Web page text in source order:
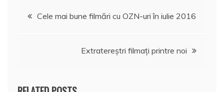
Navigare
Cele mai bune filmări cu OZN-uri în iulie 2016
Extratereştri filmaţi printre noi